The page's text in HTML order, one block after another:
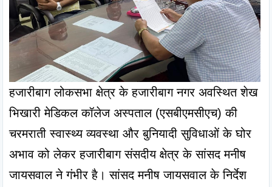
हजारीबाग लोकसभा क्षेत्र के हजारीबाग नगर अवस्थित शेख
भिखारी मेडिकल कॉलेज अस्पताल (एसबीएमसीएच) की
चरमराती स्वास्थ्य व्यवस्था और बुनियादी सुविधाओं के घोर
अभाव को लेकर हजारीबाग संसदीय क्षेत्र के सांसद मनीष
जायसवाल ने गंभीर है। सांसद मनीष जायसवाल के निर्देश